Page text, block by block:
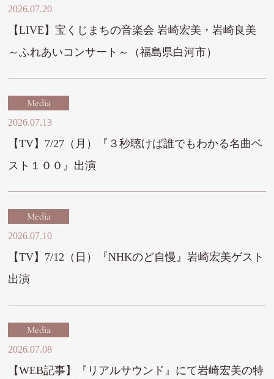
2026.07.20
【LIVE】宝くじまちの音楽会 岩崎宏美・岩崎良美
～ふれあいコンサート～（福島県白河市）
Media
2026.07.13
【TV】7/27（月）『３秒聴けば誰でもわかる名曲ベ
スト１００』出演
Media
2026.07.10
【TV】7/12（日）『NHKのど自慢』岩崎宏美ゲスト
出演
Media
2026.07.08
【WEB記事】『リアルサウンド』にて岩崎宏美の特